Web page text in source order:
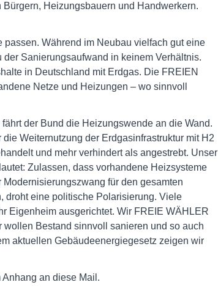
Heizungsbauern und Handwerkern.
Während im Neubau vielfach gut eine
Sanierungsaufwand in keinem Verhältnis.
in Deutschland mit Erdgas. Die FREIEN
Netze und Heizungen – wo sinnvoll
der Bund die Heizungswende an die Wand.
Weiternutzung der Erdgasinfrastruktur mit H2
und mehr verhindert als angestrebt. Unser
Zulassen, dass vorhandene Heizsysteme
für den gesamten
droht eine politische Polarisierung. Viele
Eigenheim ausgerichtet. Wir FREIE WÄHLER
Bestand sinnvoll sanieren und so auch
aktuellen Gebäudeenergiegesetz zeigen wir
an diese Mail.